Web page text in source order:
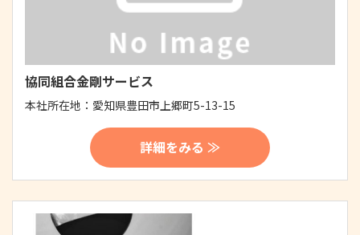
協同組合金剛サービス
本社所在地： 愛知県豊田市上郷町5-13-15
詳細をみる ≫